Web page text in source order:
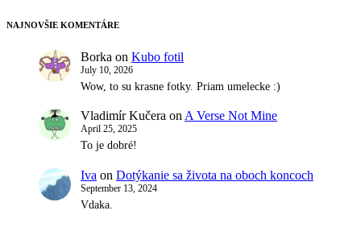
NAJNOVŠIE KOMENTÁRE
Borka on Kubo fotil
July 10, 2026
Wow, to su krasne fotky. Priam umelecke :)
Vladimír Kučera on A Verse Not Mine
April 25, 2025
To je dobré!
Iva on Dotýkanie sa života na oboch koncoch
September 13, 2024
Vdaka.